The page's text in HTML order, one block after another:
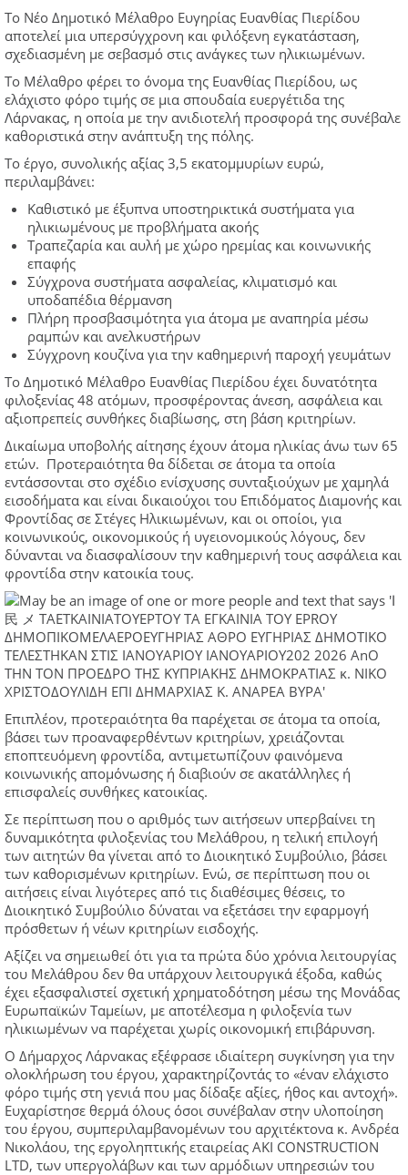
Το Νέο Δημοτικό Μέλαθρο Ευγηρίας Ευανθίας Πιερίδου
αποτελεί μια υπερσύγχρονη και φιλόξενη εγκατάσταση,
σχεδιασμένη με σεβασμό στις ανάγκες των ηλικιωμένων.
Το Μέλαθρο φέρει το όνομα της Ευανθίας Πιερίδου, ως
ελάχιστο φόρο τιμής σε μια σπουδαία ευεργέτιδα της
Λάρνακας, η οποία με την ανιδιοτελή προσφορά της συνέβαλε
καθοριστικά στην ανάπτυξη της πόλης.
Το έργο, συνολικής αξίας 3,5 εκατομμυρίων ευρώ,
περιλαμβάνει:
Καθιστικό με έξυπνα υποστηρικτικά συστήματα για
ηλικιωμένους με προβλήματα ακοής
Τραπεζαρία και αυλή με χώρο ηρεμίας και κοινωνικής
επαφής
Σύγχρονα συστήματα ασφαλείας, κλιματισμό και
υποδαπέδια θέρμανση
Πλήρη προσβασιμότητα για άτομα με αναπηρία μέσω
ραμπών και ανελκυστήρων
Σύγχρονη κουζίνα για την καθημερινή παροχή γευμάτων
Το Δημοτικό Μέλαθρο Ευανθίας Πιερίδου έχει δυνατότητα
φιλοξενίας 48 ατόμων, προσφέροντας άνεση, ασφάλεια και
αξιοπρεπείς συνθήκες διαβίωσης, στη βάση κριτηρίων.
Δικαίωμα υποβολής αίτησης έχουν άτομα ηλικίας άνω των 65
ετών. Προτεραιότητα θα δίδεται σε άτομα τα οποία
εντάσσονται στο σχέδιο ενίσχυσης συνταξιούχων με χαμηλά
εισοδήματα και είναι δικαιούχοι του Επιδόματος Διαμονής και
Φροντίδας σε Στέγες Ηλικιωμένων, και οι οποίοι, για
κοινωνικούς, οικονομικούς ή υγειονομικούς λόγους, δεν
δύνανται να διασφαλίσουν την καθημερινή τους ασφάλεια και
φροντίδα στην κατοικία τους.
Επιπλέον, προτεραιότητα θα παρέχεται σε άτομα τα οποία,
βάσει των προαναφερθέντων κριτηρίων, χρειάζονται
εποπτευόμενη φροντίδα, αντιμετωπίζουν φαινόμενα
κοινωνικής απομόνωσης ή διαβιούν σε ακατάλληλες ή
επισφαλείς συνθήκες κατοικίας.
Σε περίπτωση που ο αριθμός των αιτήσεων υπερβαίνει τη
δυναμικότητα φιλοξενίας του Μελάθρου, η τελική επιλογή
των αιτητών θα γίνεται από το Διοικητικό Συμβούλιο, βάσει
των καθορισμένων κριτηρίων. Ενώ, σε περίπτωση που οι
αιτήσεις είναι λιγότερες από τις διαθέσιμες θέσεις, το
Διοικητικό Συμβούλιο δύναται να εξετάσει την εφαρμογή
πρόσθετων ή νέων κριτηρίων εισδοχής.
Αξίζει να σημειωθεί ότι για τα πρώτα δύο χρόνια λειτουργίας
του Μελάθρου δεν θα υπάρχουν λειτουργικά έξοδα, καθώς
έχει εξασφαλιστεί σχετική χρηματοδότηση μέσω της Μονάδας
Ευρωπαϊκών Ταμείων, με αποτέλεσμα η φιλοξενία των
ηλικιωμένων να παρέχεται χωρίς οικονομική επιβάρυνση.
Ο Δήμαρχος Λάρνακας εξέφρασε ιδιαίτερη συγκίνηση για την
ολοκλήρωση του έργου, χαρακτηρίζοντάς το «έναν ελάχιστο
φόρο τιμής στη γενιά που μας δίδαξε αξίες, ήθος και αντοχή».
Ευχαρίστησε θερμά όλους όσοι συνέβαλαν στην υλοποίηση
του έργου, συμπεριλαμβανομένων του αρχιτέκτονα κ. Ανδρέα
Νικολάου, της εργοληπτικής εταιρείας AKI CONSTRUCTION
LTD, των υπεργολάβων και των αρμόδιων υπηρεσιών του